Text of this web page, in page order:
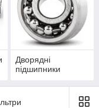
Дворядні
підшипники